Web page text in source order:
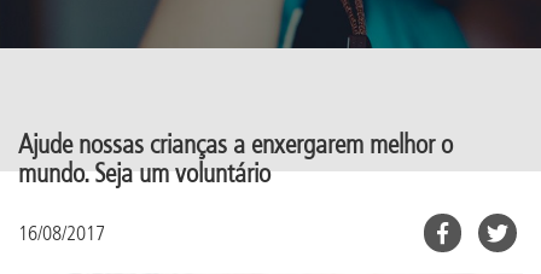
Ajude nossas crianças a enxergarem melhor o
mundo. Seja um voluntário
16/08/2017